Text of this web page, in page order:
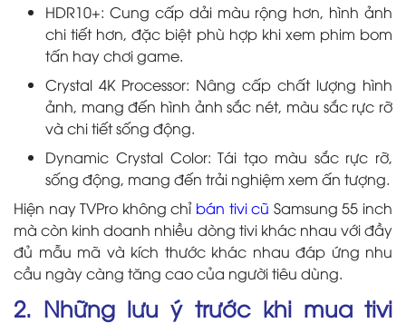
HDR10+: Cung cấp dải màu rộng hơn, hình ảnh
chi tiết hơn, đặc biệt phù hợp khi xem phim bom
tấn hay chơi game.
Crystal 4K Processor: Nâng cấp chất lượng hình
ảnh, mang đến hình ảnh sắc nét, màu sắc rực rỡ
và chi tiết sống động.
Dynamic Crystal Color: Tái tạo màu sắc rực rỡ,
sống động, mang đến trải nghiệm xem ấn tượng.
Hiện nay TVPro không chỉ bán tivi cũ Samsung 55 inch
mà còn kinh doanh nhiều dòng tivi khác nhau với đầy
đủ mẫu mã và kích thước khác nhau đáp ứng nhu
cầu ngày càng tăng cao của người tiêu dùng.
2. Những lưu ý trước khi mua tivi